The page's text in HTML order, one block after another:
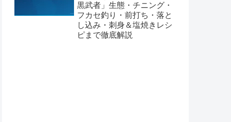
黒武者」生態・チニング・
フカセ釣り・前打ち・落と
し込み・刺身＆塩焼きレシ
ピまで徹底解説